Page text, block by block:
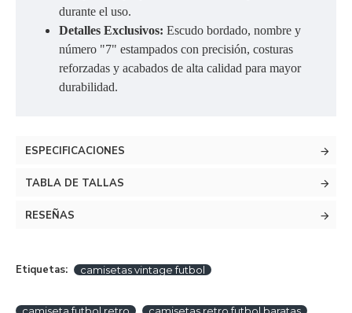
durante el uso.
Detalles Exclusivos: Escudo bordado, nombre y
número "7" estampados con precisión, costuras
reforzadas y acabados de alta calidad para mayor
durabilidad.
ESPECIFICACIONES
TABLA DE TALLAS
RESEÑAS
Etiquetas: camisetas vintage futbol